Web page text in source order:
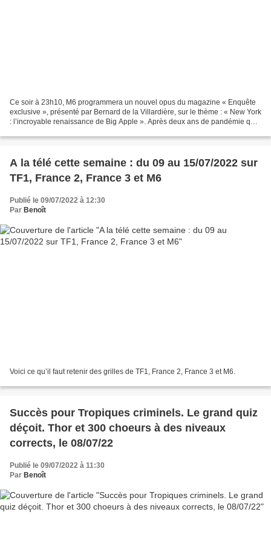
Ce soir à 23h10, M6 programmera un nouvel opus du magazine « Enquête
exclusive », présenté par Bernard de la Villardière, sur le thème : « New York
: l’incroyable renaissance de Big Apple ». Après deux ans de pandémie qui
A la télé cette semaine : du 09 au 15/07/2022 sur
TF1, France 2, France 3 et M6
Publié le 09/07/2022 à 12:30
Par Benoît
Voici ce qu’il faut retenir des grilles de TF1, France 2, France 3 et M6.
Succès pour Tropiques criminels. Le grand quiz
déçoit. Thor et 300 choeurs à des niveaux
corrects, le 08/07/22
Publié le 09/07/2022 à 11:30
Par Benoît